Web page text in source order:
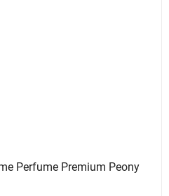
Perfume Premium Peony